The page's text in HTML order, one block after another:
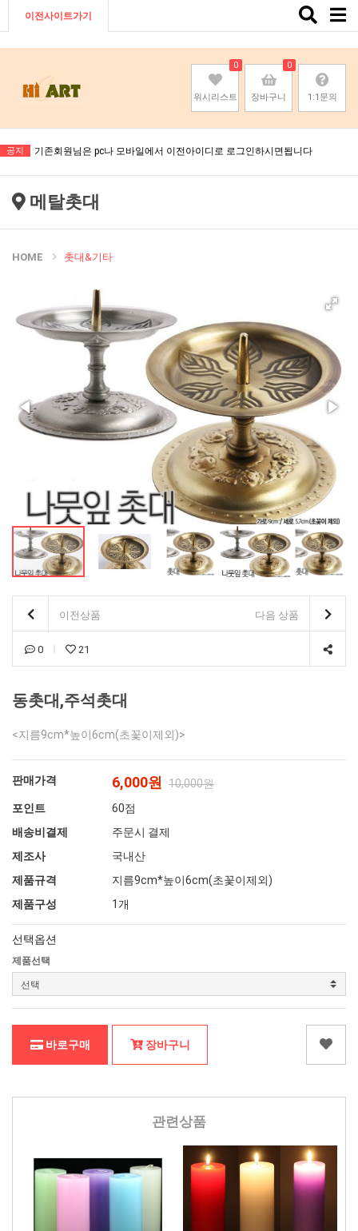
이전사이트가기
Toggle
위시리스트
0
장바구니
0
1:1문의
공지 기존회원님은 pc나 모바일에서 이전아이디로 로그인하시면됩니다
기존회원님은 pc나 모바일에서 이전아이디로 로그인하시면됩니다
기존회원님은 pc나 모바일에서 이전아이디로 로그인하시면됩니다
메탈촛대
HOME 촛대&기타
이전상품 다음 상품
0 21
동촛대,주석촛대
<지름9cm*높이6cm(초꽃이제외)>
판매가격 6,000원
10,000원
포인트
60점
배송비결제
주문시 결제
제조사
국내산
제품규격
지름9cm*높이6cm(초꽃이제외)
제품구성
1개
선택옵션
제품선택
바로구매 장바구니
관련상품